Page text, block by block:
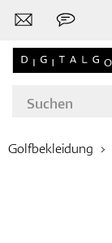
Golfbekleidung